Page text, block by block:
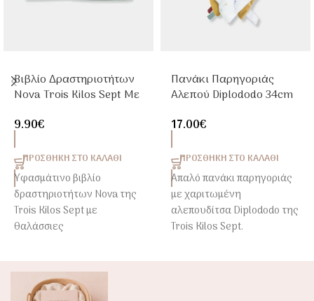
Βιβλίο Δραστηριοτήτων
Nova Trois Kilos Sept Με
Εικόνες
9.90€
ΠΡΟΣΘΉΚΗ ΣΤΟ ΚΑΛΆΘΙ
Υφασμάτινο βιβλίο
δραστηριοτήτων Nova της
Trois Kilos Sept με
θαλάσσιες
θροΐζοντα στοιχεία που
διεγείρουν την αφή, την
Πανάκι Παρηγοριάς
Αλεπού Diplododo 34cm
17.00€
ΠΡΟΣΘΉΚΗ ΣΤΟ ΚΑΛΆΘΙ
Απαλό πανάκι παρηγοριάς
με χαριτωμένη
αλεπουδίτσα Diplododo της
Trois Kilos Sept.